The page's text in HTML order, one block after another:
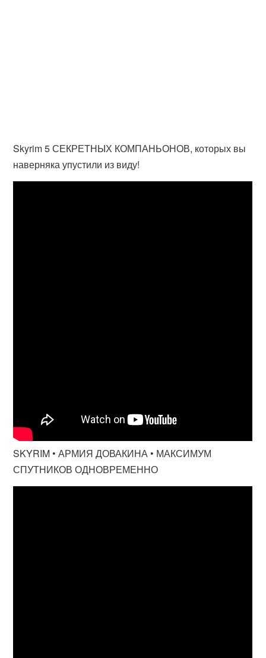
Skyrim 5 СЕКРЕТНЫХ КОМПАНЬОНОВ, которых вы
наверняка упустили из виду!
SKYRIM • АРМИЯ ДОВАКИНА • МАКСИМУМ
СПУТНИКОВ ОДНОВРЕМЕННО